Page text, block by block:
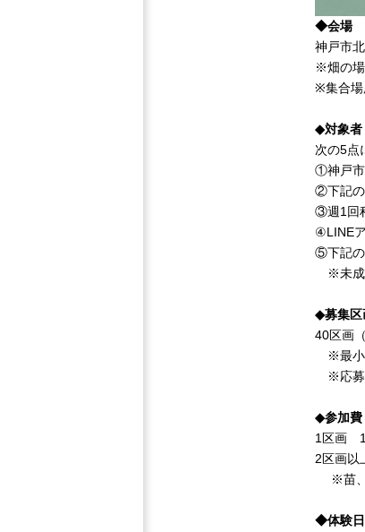
◆会場
神戸市
※畑の
※集合場
◆対象者
次の5点
①神戸市
②下記の
③週1回
④LINE
⑤下記の
※未成
◆募集区
40区画
※最小
※応募
◆参加費
1区画
2区画以
※苗、
◆体験日